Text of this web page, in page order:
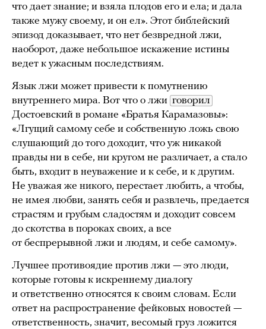
что дает знание; и взяла плодов его и ела; и дала
также мужу своему, и он ел». Этот библейский
эпизод доказывает, что нет безвредной лжи,
наоборот, даже небольшое искажение истины
ведет к ужасным последствиям.
Язык лжи может привести к помутнению
внутреннего мира. Вот что о лжи говорил
Достоевский в романе «Братья Карамазовы»:
«Лгущий самому себе и собственную ложь свою
слушающий до того доходит, что уж никакой
правды ни в себе, ни кругом не различает, а стало
быть, входит в неуважение и к себе, и к другим.
Не уважая же никого, перестает любить, а чтобы,
не имея любви, занять себя и развлечь, предается
страстям и грубым сладостям и доходит совсем
до скотства в пороках своих, а все
от беспрерывной лжи и людям, и себе самому».
Лучшее противоядие против лжи — это люди,
которые готовы к искреннему диалогу
и ответственно относятся к своим словам. Если
ответ на распространение фейковых новостей —
ответственность, значит, весомый груз ложится